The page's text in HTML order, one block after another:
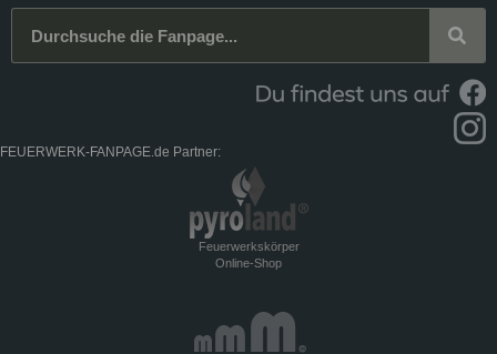
FEUERWERK-FANPAGE.de Partner:
Feuerwerkskörper
Online-Shop